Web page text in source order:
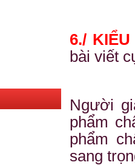
6./
bài viết
Người
phẩm
phẩm
sang